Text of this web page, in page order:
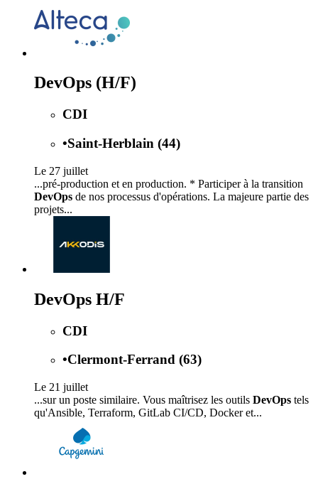
DevOps (H/F)
CDI
•Saint-Herblain (44)
Le 27 juillet
...pré-production et en production. * Participer à la transition
DevOps de nos processus d'opérations. La majeure partie des
projets...
DevOps H/F
CDI
•Clermont-Ferrand (63)
Le 21 juillet
...sur un poste similaire. Vous maîtrisez les outils DevOps tels
qu'Ansible, Terraform, GitLab CI/CD, Docker et...